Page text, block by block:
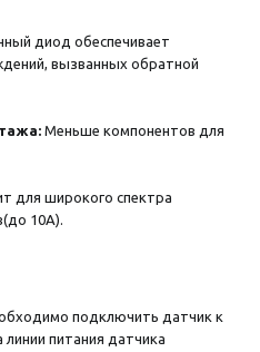
диод обеспечивает
вызванных обратной
Меньше компонентов для
для широкого спектра
10А).
подключить датчик к
питания датчика